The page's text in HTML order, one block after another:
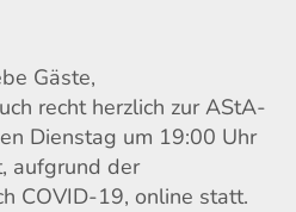
Gäste,
recht herzlich zur AStA-
Dienstag um 19:00 Uhr
aufgrund der
COVID-19, online statt.